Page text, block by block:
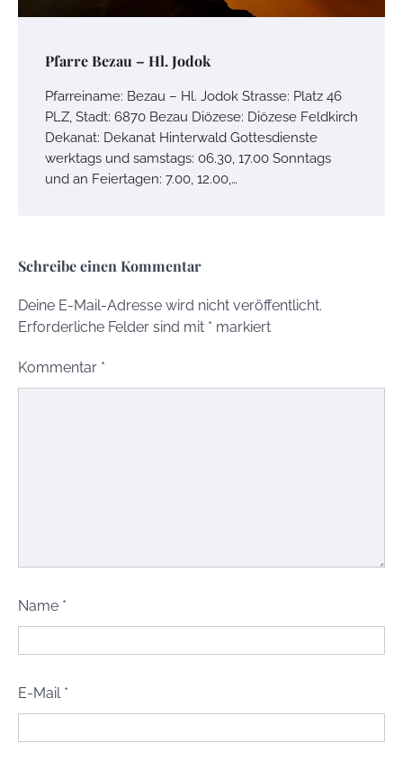
Pfarre Bezau – Hl. Jodok
Pfarreiname: Bezau – Hl. Jodok Strasse: Platz 46
PLZ, Stadt: 6870 Bezau Diözese: Diözese Feldkirch
Dekanat: Dekanat Hinterwald Gottesdienste
werktags und samstags: 06.30, 17.00 Sonntags
und an Feiertagen: 7.00, 12.00,…
Schreibe einen Kommentar
Deine E-Mail-Adresse wird nicht veröffentlicht.
Erforderliche Felder sind mit * markiert
Kommentar *
Name *
E-Mail *